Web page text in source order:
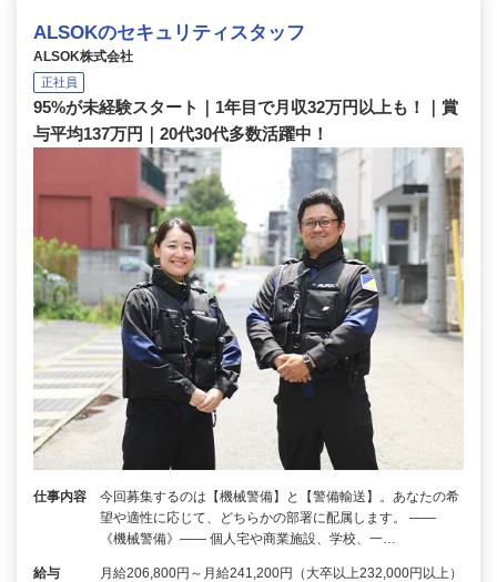
ALSOKのセキュリティスタッフ
ALSOK株式会社
正社員
95%が未経験スタート｜1年目で月収32万円以上も！｜賞
与平均137万円｜20代30代多数活躍中！
仕事内容
今回募集するのは【機械警備】と【警備輸送】。あなたの希
望や適性に応じて、どちらかの部署に配属します。 ――
《機械警備》―― 個人宅や商業施設、学校、一…
給与
月給206,800円～月給241,200円（大卒以上232,000円以上）